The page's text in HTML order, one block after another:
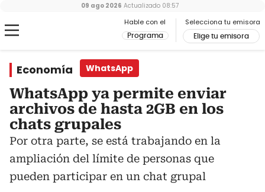
Hable con el
Programa
Selecciona tu emisora
Elige tu emisora
09 ago 2026 Actualizado 08:57
Economía WhatsApp
WhatsApp ya permite enviar
archivos de hasta 2GB en los
chats grupales
Por otra parte, se está trabajando en la
ampliación del límite de personas que
pueden participar en un chat grupal